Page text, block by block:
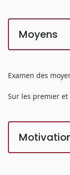
Moyens
Examen des
Sur les premier et